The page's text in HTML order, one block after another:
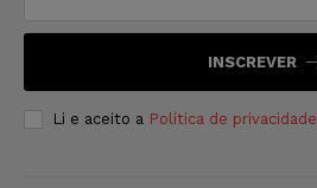
INSCREVER
Li e aceito a Política de privacidade